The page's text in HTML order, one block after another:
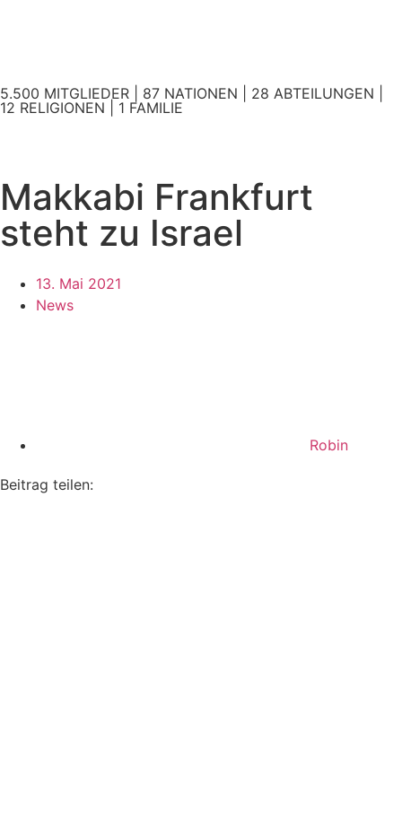
5.500 MITGLIEDER | 87 NATIONEN | 28 ABTEILUNGEN |
12 RELIGIONEN | 1 FAMILIE
Makkabi Frankfurt
steht zu Israel
13. Mai 2021
News
Robin
Beitrag teilen: